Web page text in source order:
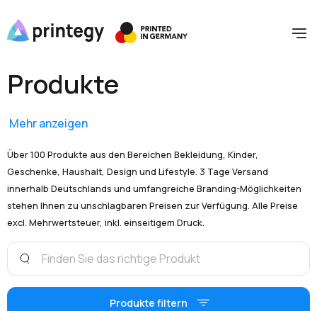
Produkte
Mehr anzeigen
Über 100 Produkte aus den Bereichen Bekleidung, Kinder,
Geschenke, Haushalt, Design und Lifestyle. 3 Tage Versand
innerhalb Deutschlands und umfangreiche Branding-Möglichkeiten
stehen Ihnen zu unschlagbaren Preisen zur Verfügung. Alle Preise
excl. Mehrwertsteuer, inkl. einseitigem Druck.
Produkte filtern